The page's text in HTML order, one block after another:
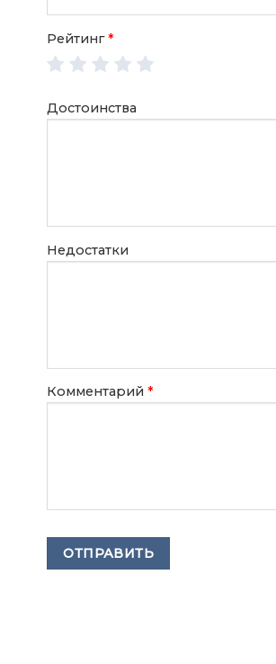
Рейтинг*
Достоинства
Недостатки
Комментарий *